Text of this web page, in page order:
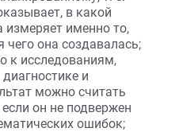
в какой
измеряет именно то,
чего она создавалась;
к исследованиям,
и
можно считать
он не подвержен
ошибок;